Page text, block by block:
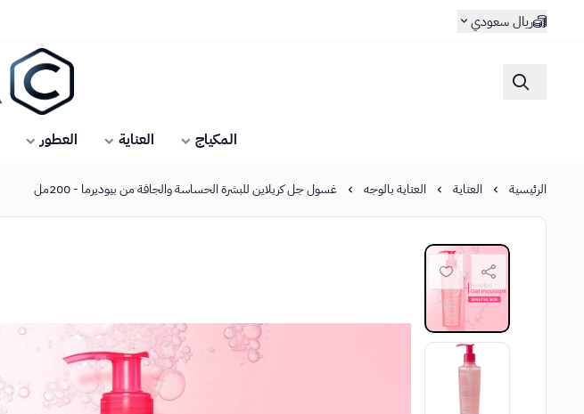
ريال سعودي
كلاسيكا
المكياج العناية العطور
الرئيسية العناية العناية بالوجه غسول جل كريلاين للبشرة الحساسة والجافة من بيوديرما - 200مل